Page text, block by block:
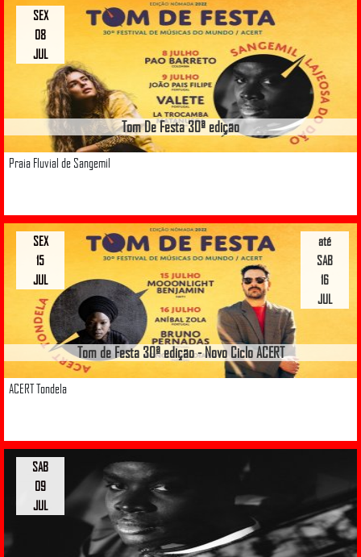
Tom De Festa 30ª edição
Praia Fluvial de Sangemil
SEX
08
JUL
Tom de Festa 30ª edição - Novo Ciclo ACERT
ACERT Tondela
até
SAB
16
JUL
SEX
15
JUL
SAB
09
JUL